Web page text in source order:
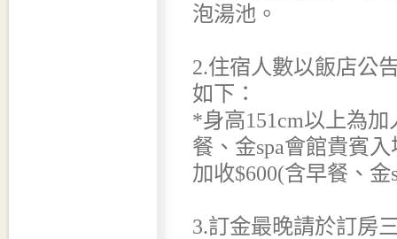
泡湯池。
2.住宿人數以飯店公
如下：
*身高151cm以上為
餐、金spa會館貴賓
加收$600(含早餐、
3.訂金最晚請於訂房